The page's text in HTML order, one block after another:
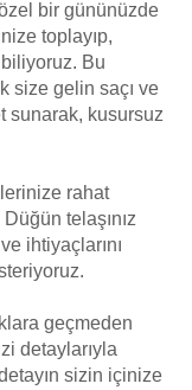
bir gününüzde
toplayıp,
Bu
size gelin saçı ve
sunarak, kusursuz
rahat
telaşınız
ihtiyaçlarını
geçmeden
detaylarıyla
sizin içinize